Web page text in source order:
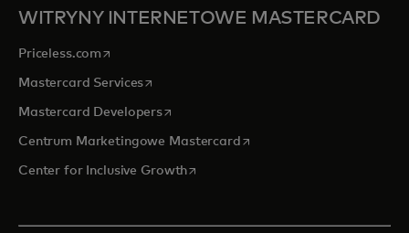
WITRYNY INTERNETOWE MASTERCARD
Priceless.com opens in a new tab
Mastercard Servicesopens in a new tab
Mastercard Developersopens in a new tab
Centrum Marketingowe Mastercardopens in a new tab
Center for Inclusive Growthopens in a new tab